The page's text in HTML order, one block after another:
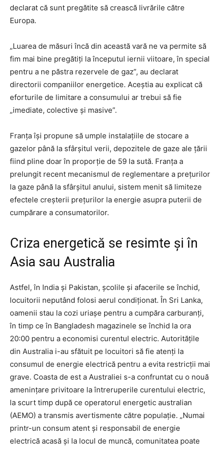
declarat că sunt pregătite să crească livrările către
Europa.
„Luarea de măsuri încă din această vară ne va permite să
fim mai bine pregătiţi la începutul iernii viitoare, în special
pentru a ne păstra rezervele de gaz”, au declarat
directorii companiilor energetice. Aceștia au explicat că
eforturile de limitare a consumului ar trebui să fie
„imediate, colective şi masive”.
Franța își propune să umple instalațiile de stocare a
gazelor până la sfârșitul verii, depozitele de gaze ale țării
fiind pline doar în proporție de 59 la sută. Franţa a
prelungit recent mecanismul de reglementare a preţurilor
la gaze până la sfârşitul anului, sistem menit să limiteze
efectele creşterii preţurilor la energie asupra puterii de
cumpărare a consumatorilor.
Criza energetică se resimte și în
Asia sau Australia
Astfel, în India și Pakistan, școlile și afacerile se închid,
locuitorii neputând folosi aerul condiționat. În Sri Lanka,
oamenii stau la cozi uriașe pentru a cumpăra carburanți,
în timp ce în Bangladesh magazinele se închid la ora
20:00 pentru a economisi curentul electric. Autoritățile
din Australia i-au sfătuit pe locuitori să fie atenți la
consumul de energie electrică pentru a evita restricții mai
grave. Coasta de est a Australiei s-a confruntat cu o nouă
amenințare privitoare la întreruperile curentului electric,
la scurt timp după ce operatorul energetic australian
(AEMO) a transmis avertismente către populaţie. „Numai
printr-un consum atent şi responsabil de energie
electrică acasă și la locul de muncă, comunitatea poate